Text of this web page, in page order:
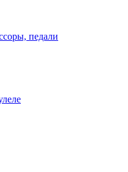
педали